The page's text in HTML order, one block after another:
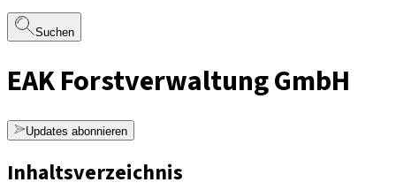
Suchen
EAK Forstverwaltung GmbH
Updates abonnieren
Inhaltsverzeichnis